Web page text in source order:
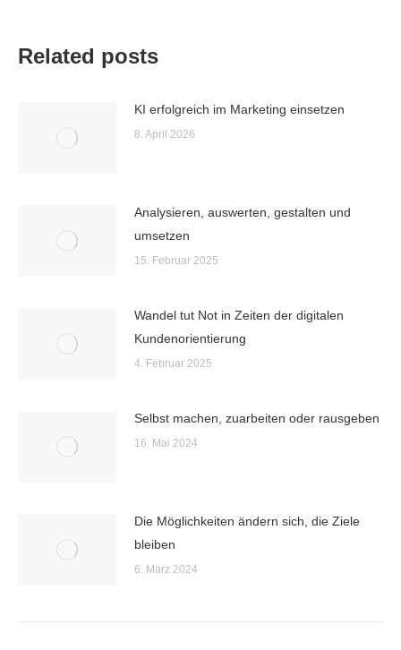
Related posts
KI erfolgreich im Marketing einsetzen
8. April 2026
Analysieren, auswerten, gestalten und
umsetzen
15. Februar 2025
Wandel tut Not in Zeiten der digitalen
Kundenorientierung
4. Februar 2025
Selbst machen, zuarbeiten oder rausgeben
16. Mai 2024
Die Möglichkeiten ändern sich, die Ziele
bleiben
6. März 2024